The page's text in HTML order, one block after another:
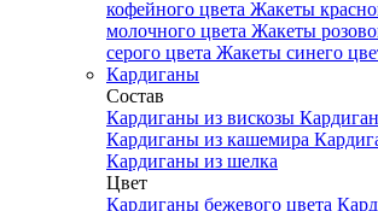
кофейного цвета Жакеты
молочного цвета Жакеты
серого цвета Жакеты синего
Кардиганы
Состав
Кардиганы из вискозы
Кардиганы из кашемира
Кардиганы из шелка
Цвет
Кардиганы бежевого цвета